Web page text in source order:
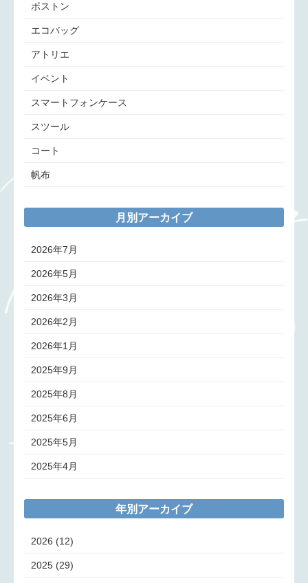
ボストン
エコバッグ
アトリエ
イベント
スマートフォンケース
スツール
コート
帆布
月別アーカイブ
2026年7月
2026年5月
2026年3月
2026年2月
2026年1月
2025年9月
2025年8月
2025年6月
2025年5月
2025年4月
年別アーカイブ
2026 (12)
2025 (29)